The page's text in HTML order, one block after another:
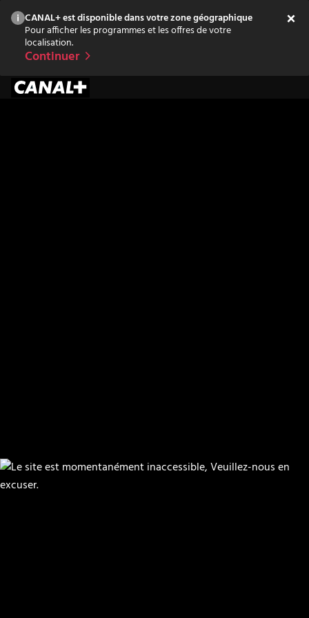
CANAL+ est disponible dans votre zone géographique
Pour afficher les programmes et les offres de votre
localisation.
Continuer